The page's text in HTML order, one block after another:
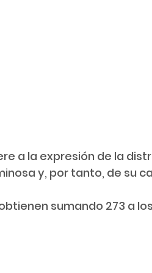
a la expresión de la
y, por tanto, de su
sumando 273 a